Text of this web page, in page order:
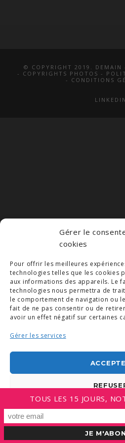
Gérer le
cookies
Pour offrir les meilleures
technologies telles que les cookies
aux informations des appareils. Le
technologies nous permettra de
le comportement de navigation ou
fait de ne pas consentir ou de
avoir un effet négatif sur certaines
Gérer les services
VOIR LES
Politique de
© COPYRIGHT 2019. DEMAIN
- COPYRIGHTS PHOTOS -
- CONDITIONS
LINKEDIN
TOUS LES 15 JOURS,